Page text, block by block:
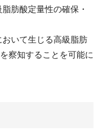
肪酸定量性の確保・
いて生じる高級脂肪
察知することを可能に